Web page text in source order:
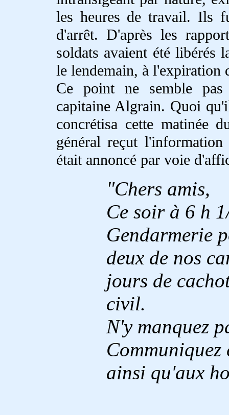
les heures de travail. Ils
d'arrêt. D'après les
soldats avaient été libérés
le lendemain, à l'expiration
Ce point ne semble
capitaine Algrain. Quoi
concrétisa cette matinée
général reçut l'information
était annoncé par voie
Chers amis,
Ce soir à 6 h
Gendarmerie
deux de nos
jours de
civil.
N'y manquez
Communiquez
ainsi qu'aux